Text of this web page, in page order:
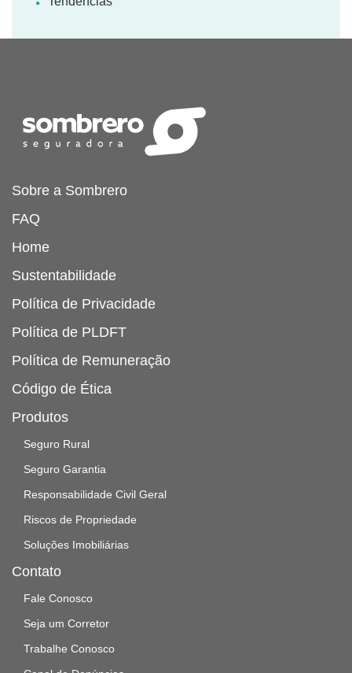
Sobre a Sombrero
FAQ
Home
Sustentabilidade
Política de Privacidade
Política de PLDFT
Política de Remuneração
Código de Ética
Produtos
Seguro Rural
Seguro Garantia
Responsabilidade Civil Geral
Riscos de Propriedade
Soluções Imobiliárias
Contato
Fale Conosco
Seja um Corretor
Trabalhe Conosco